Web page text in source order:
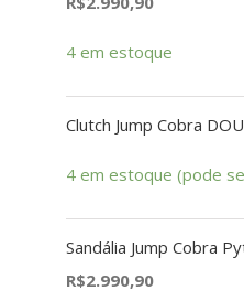
4 em estoque
Clutch Jump Cobra DOU
4 em estoque (pode
Sandália Jump Cobra
R$2.990,90